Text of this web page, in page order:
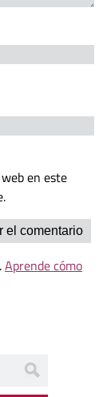
en este
Aprende cómo